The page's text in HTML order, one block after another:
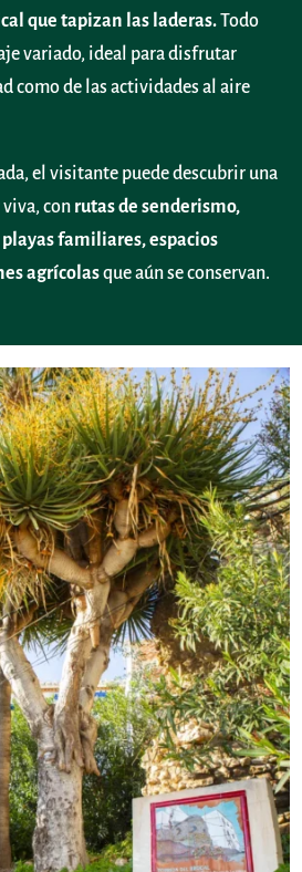
que tapizan las laderas.Todo
variado, ideal para disfrutar
como de las actividades al aire
el visitante puede descubrir una
con rutas de senderismo,
familiares, espacios
agrícolasque aún se conservan.